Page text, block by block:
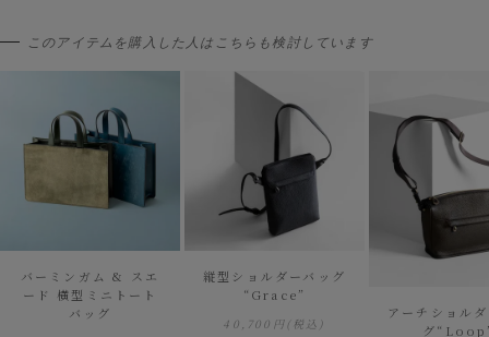
このアイテムを購入した人はこちらも検討しています
バーミンガム & スエ
ード 横型ミニトート
バッグ
縦型ショルダーバッグ
“Grace”
40,700円(税込)
アーチショル
グ